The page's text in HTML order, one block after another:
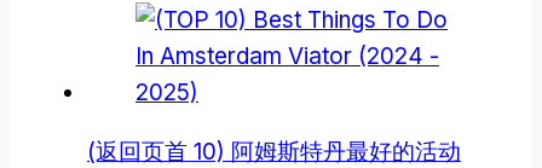
(返回页首 10) 阿姆斯特丹最好的活动